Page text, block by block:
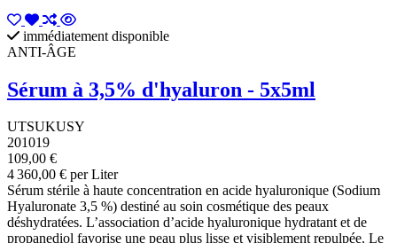
immédiatement disponible
ANTI-ÂGE
Sérum à 3,5% d'hyaluron - 5x5ml
UTSUKUSY
201019
109,00 €
4 360,00 € per Liter
Sérum stérile à haute concentration en acide hyaluronique (Sodium
Hyaluronate 3,5 %) destiné au soin cosmétique des peaux
déshydratées. L’association d’acide hyaluronique hydratant et de
propanediol favorise une peau plus lisse et visiblement repulpée. Le